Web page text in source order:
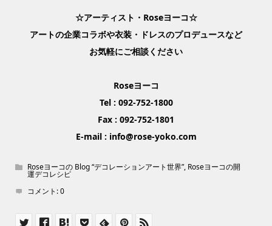
☆アーティスト・Roseヨーコ☆
アートの企業コラボや衣装・ドレスのプロデュースなど
お気軽にご相談ください
Roseヨーコ
Tel : 092-752-1800
Fax : 092-752-1801
E-mail : info@rose-yoko.com
Roseヨーコの Blog “デコレーションアート世界”, Roseヨーコの開
運デコレシピ
コメント:0